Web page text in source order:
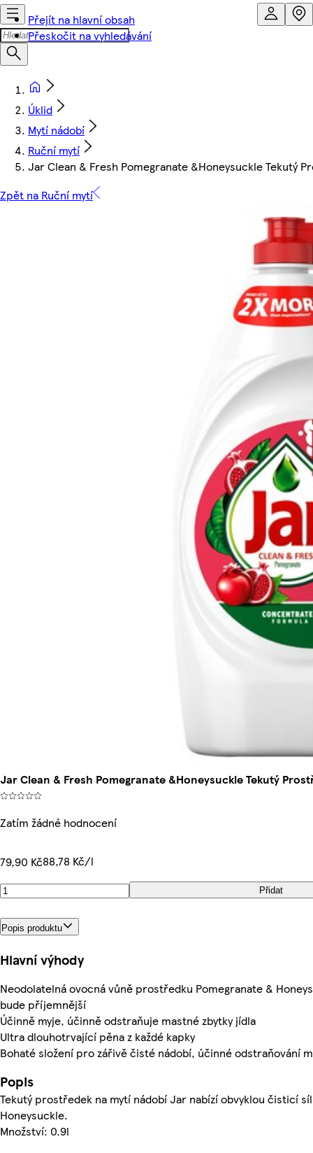
Přejít na hlavní obsah
Přeskočit na vyhledávání
Úklid
Mytí nádobí
Ruční mytí
Jar Clean & Fresh Pomegranate &Honeysuckle Tekutý
Zpět na Ruční mytí
Jar Clean & Fresh Pomegranate &Honeysuckle Tekutý
Zatím žádné hodnocení
79,90 Kč88,78 Kč/l
Přidat
Popis produktu
Hlavní výhody
Neodolatelná ovocná vůně prostředku Pomegranate &
bude příjemnější
Účinně myje, účinně odstraňuje mastné zbytky jídla
Ultra dlouhotrvající pěna z každé kapky
Bohaté složení pro zářivě čisté nádobí, účinné odstraňování
Popis
Tekutý prostředek na mytí nádobí Jar nabízí obvyklou čisticí
Honeysuckle.
Množství: 0.9l